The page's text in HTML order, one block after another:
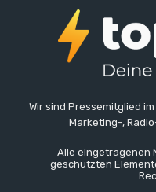
Wir sind Pressemitglied
Marketing-,
Alle eingetragenen
geschützten